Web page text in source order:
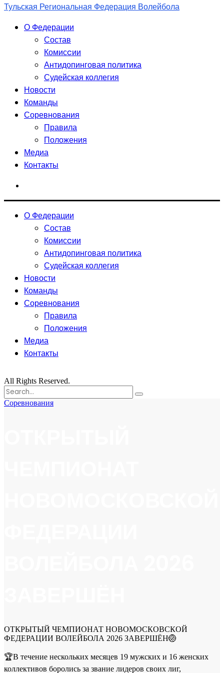
Тульская Региональная Федерация Волейбола
О Федерации
Состав
Комисcии
Антидопинговая политика
Судейская коллегия
Новости
Команды
Соревнования
Правила
Положения
Медиа
Контакты
О Федерации
Состав
Комисcии
Антидопинговая политика
Судейская коллегия
Новости
Команды
Соревнования
Правила
Положения
Медиа
Контакты
All Rights Reserved.
Поиск
for:
Соревнования
ОТКРЫТЫЙ ЧЕМПИОНАТ НОВОМОСКОВСКОЙ
ФЕДЕРАЦИИ ВОЛЕЙБОЛА 2026 ЗАВЕРШЁН🏐
🏆В течение нескольких месяцев 19 мужских и 16 женских
коллективов боролись за звание лидеров своих лиг,